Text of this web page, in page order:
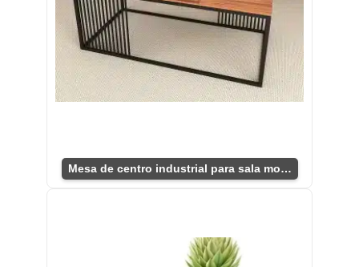
Mesa de centro industrial para sala moderna